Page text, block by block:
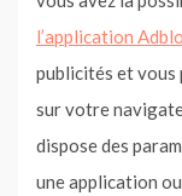
l’application
publicités et
sur votre
dispose des
une application